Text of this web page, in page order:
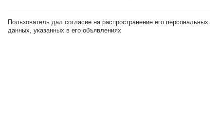
Пользователь дал согласие на распространение его персональных
данных, указанных в его объявлениях